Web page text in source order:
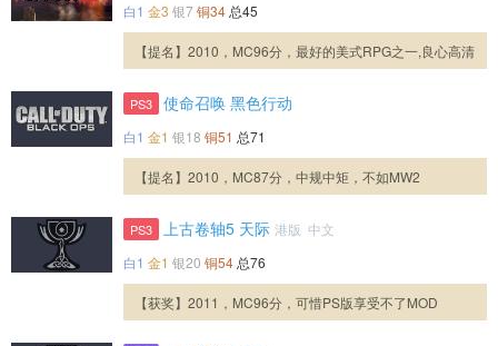
白1 金3 银7 铜34 总45
【提名】2010，MC96分，最好的美式RPG之一,良心高清
PS3 使命召唤 黑色行动
白1 金1 银18 铜51 总71
【提名】2010，MC87分，中规中矩，不如MW2
PS3 上古卷轴5 天际 港版 中文
白1 金1 银20 铜54 总76
【获奖】2011，MC96分，可惜PS版享受不了MOD